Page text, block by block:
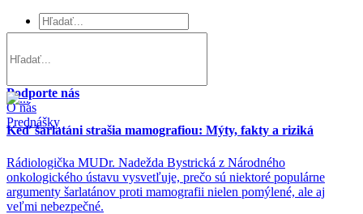
Podporte nás
O nás
Prednášky
Keď šarlatáni strašia mamografiou: Mýty, fakty a riziká
Rádiologička MUDr. Nadežda Bystrická z Národného
onkologického ústavu vysvetľuje, prečo sú niektoré populárne
argumenty šarlatánov proti mamografii nielen pomýlené, ale aj
veľmi nebezpečné.